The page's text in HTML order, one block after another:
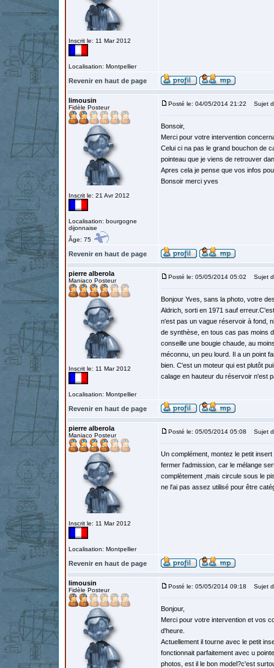
Inscrit le: 11 Mar 2012
Localisation: Montpellier
Revenir en haut de page
limousin
Fidèle Posteur
Inscrit le: 21 Avr 2012
Localisation: bourgogne
dijonnaise
Âge: 75
Posté le: 04/05/2014 21:22 Sujet
Bonsoir,
Merci pour votre intervention
Celui ci na pas le grand bouchon de
pointeau que je viens de retrouver
Apres cela je pense que vos infos
Bonsoir merci yves
Revenir en haut de page
pierre alberola
Maniaco Posteur
Inscrit le: 11 Mar 2012
Localisation: Montpellier
Posté le: 05/05/2014 05:02 Sujet
Bonjour Yves, sans la photo, votre
Aldrich, sorti en 1971 sauf
n'est pas un vague réservoir à fond,
de synthèse, en tous cas pas moins
conseille une bougie chaude, au
méconnu, un peu lourd. Il a un point
bien. C'est un moteur qui est plutôt
calage en hauteur du réservoir n'est
Revenir en haut de page
pierre alberola
Maniaco Posteur
Inscrit le: 11 Mar 2012
Localisation: Montpellier
Posté le: 05/05/2014 05:08 Sujet
Un complément, montez le petit
fermer l'admission, car le mélange
complètement ,mais circule sous le
ne l'ai pas assez utilisé pour être
Revenir en haut de page
limousin
Fidèle Posteur
Posté le: 05/05/2014 09:18 Sujet
Bonjour,
Merci pour votre intervention et vos
d'heure.
Actuellement il tourne avec le petit
fonctionnait parfaitement avec u
photos, est il le bon model?c'est